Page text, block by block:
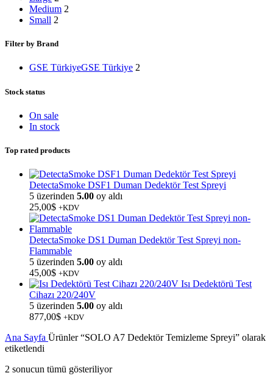
Medium 2
Small 2
Filter by Brand
GSE TürkiyeGSE Türkiye 2
Stock status
On sale
In stock
Top rated products
DetectaSmoke DSF1 Duman Dedektör Test Spreyi
5 üzerinden 5.00 oy aldı
25,00$ +KDV
DetectaSmoke DS1 Duman Dedektör Test Spreyi non-
Flammable
5 üzerinden 5.00 oy aldı
45,00$ +KDV
Isı Dedektörü Test
Cihazı 220/240V
5 üzerinden 5.00 oy aldı
877,00$ +KDV
Ana Sayfa Ürünler “SOLO A7 Dedektör Temizleme Spreyi” olarak
etiketlendi
2 sonucun tümü gösteriliyor